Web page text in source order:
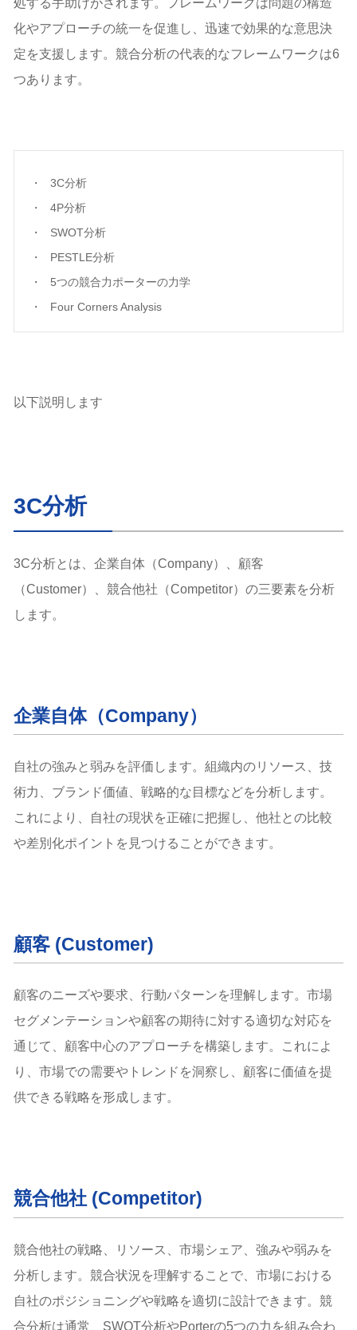
処する手助けがされます。フレームワークは問題の構造
化やアプローチの統一を促進し、迅速で効果的な意思決
定を支援します。競合分析の代表的なフレームワークは6
つあります。
3C分析
4P分析
SWOT分析
PESTLE分析
5つの競合力ポーターの力学
Four Corners Analysis
以下説明します
3C分析
3C分析とは、企業自体（Company）、顧客
（Customer）、競合他社（Competitor）の三要素を分析
します。
企業自体（Company）
自社の強みと弱みを評価します。組織内のリソース、技
術力、ブランド価値、戦略的な目標などを分析します。
これにより、自社の現状を正確に把握し、他社との比較
や差別化ポイントを見つけることができます。
顧客 (Customer)
顧客のニーズや要求、行動パターンを理解します。市場
セグメンテーションや顧客の期待に対する適切な対応を
通じて、顧客中心のアプローチを構築します。これによ
り、市場での需要やトレンドを洞察し、顧客に価値を提
供できる戦略を形成します。
競合他社 (Competitor)
競合他社の戦略、リソース、市場シェア、強みや弱みを
分析します。競合状況を理解することで、市場における
自社のポジショニングや戦略を適切に設計できます。競
合分析は通常、SWOT分析やPorterの5つの力を組み合わ